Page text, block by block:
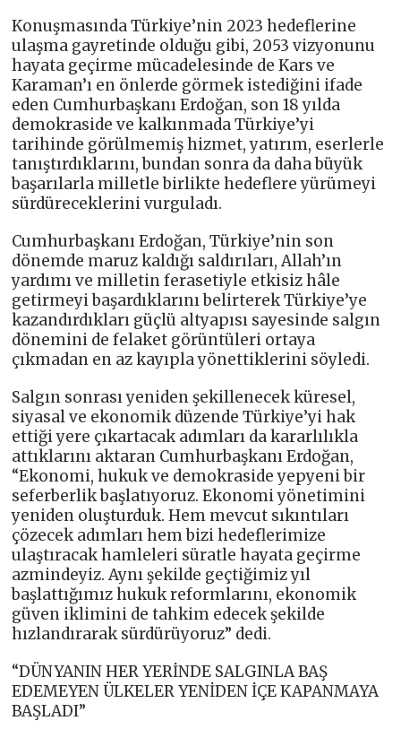
Konuşmasında Türkiye’nin 2023 hedeflerine
ulaşma gayretinde olduğu gibi, 2053 vizyonunu
hayata geçirme mücadelesinde de Kars ve
Karaman’ı en önlerde görmek istediğini ifade
eden Cumhurbaşkanı Erdoğan, son 18 yılda
demokraside ve kalkınmada Türkiye’yi
tarihinde görülmemiş hizmet, yatırım, eserlerle
tanıştırdıklarını, bundan sonra da daha büyük
başarılarla milletle birlikte hedeflere yürümeyi
sürdüreceklerini vurguladı.
Cumhurbaşkanı Erdoğan, Türkiye’nin son
dönemde maruz kaldığı saldırıları, Allah’ın
yardımı ve milletin ferasetiyle etkisiz hâle
getirmeyi başardıklarını belirterek Türkiye’ye
kazandırdıkları güçlü altyapısı sayesinde salgın
dönemini de felaket görüntüleri ortaya
çıkmadan en az kayıpla yönettiklerini söyledi.
Salgın sonrası yeniden şekillenecek küresel,
siyasal ve ekonomik düzende Türkiye’yi hak
ettiği yere çıkartacak adımları da kararlılıkla
attıklarını aktaran Cumhurbaşkanı Erdoğan,
“Ekonomi, hukuk ve demokraside yepyeni bir
seferberlik başlatıyoruz. Ekonomi yönetimini
yeniden oluşturduk. Hem mevcut sıkıntıları
çözecek adımları hem bizi hedeflerimize
ulaştıracak hamleleri süratle hayata geçirme
azmindeyiz. Aynı şekilde geçtiğimiz yıl
başlattığımız hukuk reformlarını, ekonomik
güven iklimini de tahkim edecek şekilde
hızlandırarak sürdürüyoruz” dedi.
“DÜNYANIN HER YERİNDE SALGINLA BAŞ
EDEMEYEN ÜLKELER YENİDEN İÇE KAPANMAYA
BAŞLADI”